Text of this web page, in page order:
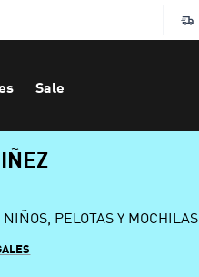
Sale
PELOTAS Y MOCHILAS